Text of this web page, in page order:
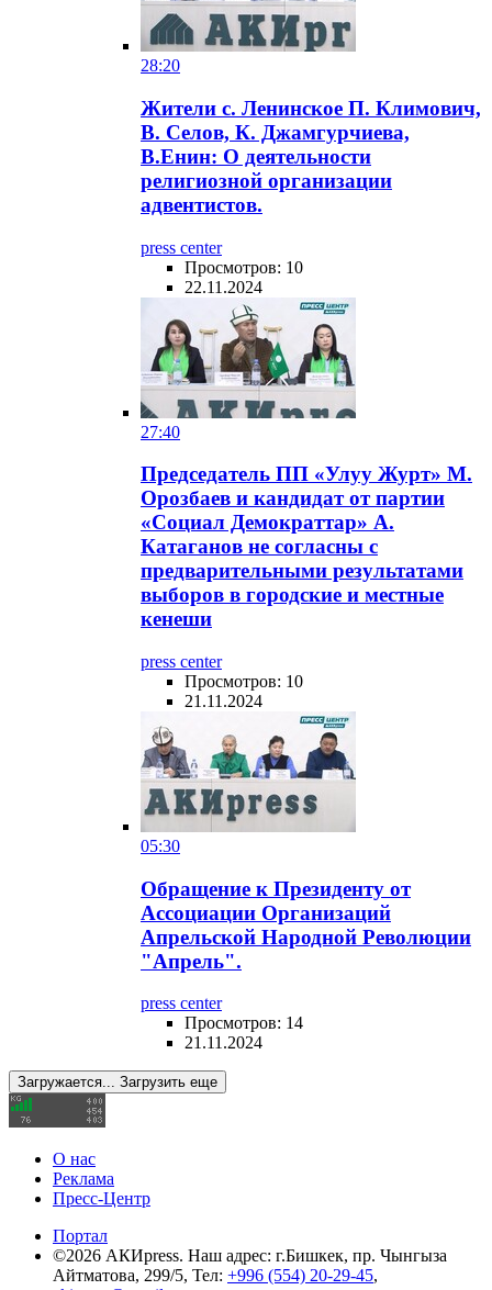
28:20
Жители с. Ленинское П. Климович,
В. Селов, К. Джамгурчиева,
В.Енин: О деятельности
религиозной организации
адвентистов.
press center
Просмотров: 10
22.11.2024
27:40
Председатель ПП «Улуу Журт» М.
Орозбаев и кандидат от партии
«Социал Демократтар» А.
Катаганов не согласны с
предварительными результатами
выборов в городские и местные
кенеши
press center
Просмотров: 10
21.11.2024
05:30
Обращение к Президенту от
Ассоциации Организаций
Апрельской Народной Революции
"Апрель".
press center
Просмотров: 14
21.11.2024
Загружается... Загрузить еще
О нас
Реклама
Пресс-Центр
Портал
©2026 АКИpress. Наш адрес: г.Бишкек, пр. Чынгыза
Айтматова, 299/5, Тел: +996 (554) 20-29-45,